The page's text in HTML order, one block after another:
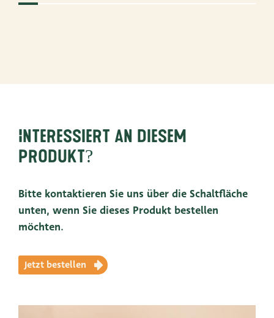
Interessiert an diesem
Produkt?
Bitte kontaktieren Sie uns über die Schaltfläche
unten, wenn Sie dieses Produkt bestellen
möchten.
Jetzt bestellen